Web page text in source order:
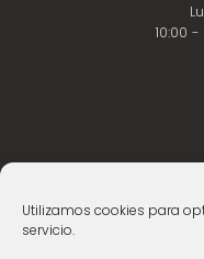
Utilizamos cookies para
servicio.
10:00 -